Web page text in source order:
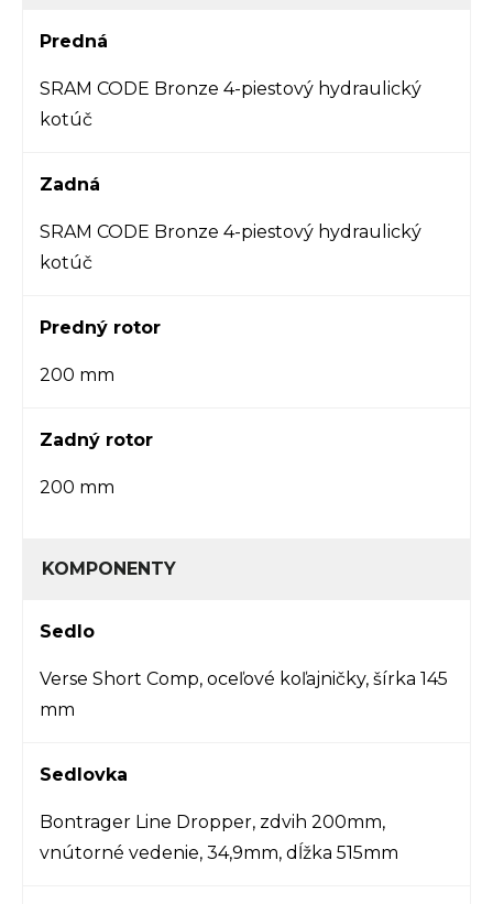
Predná
SRAM CODE Bronze 4-piestový hydraulický
kotúč
Zadná
SRAM CODE Bronze 4-piestový hydraulický
kotúč
Predný rotor
200 mm
Zadný rotor
200 mm
KOMPONENTY
Sedlo
Verse Short Comp, oceľové koľajničky, šírka 145
mm
Sedlovka
Bontrager Line Dropper, zdvih 200mm,
vnútorné vedenie, 34,9mm, dĺžka 515mm